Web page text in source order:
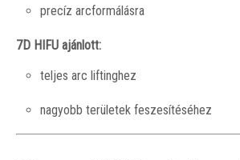
precíz arcformálásra
7D HIFU ajánlott:
teljes arc liftinghez
nagyobb területek feszesítéséhez